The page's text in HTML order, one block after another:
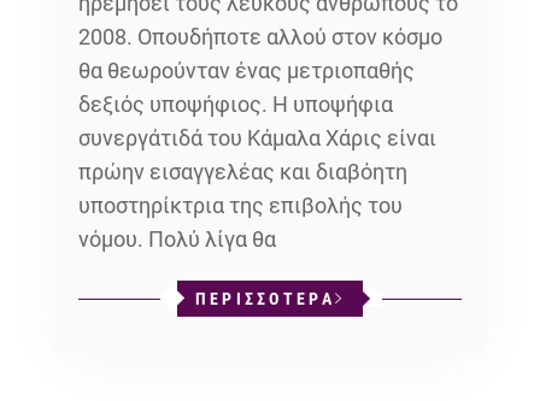
2008. Οπουδήποτε αλλού στον κόσμο
θα θεωρούνταν ένας μετριοπαθής
δεξιός υποψήφιος. Η υποψήφια
συνεργάτιδά του Κάμαλα Χάρις είναι
πρώην εισαγγελέας και διαβόητη
υποστηρίκτρια της επιβολής του
νόμου. Πολύ λίγα θα
ΠΕΡΙΣΣΟΤΕΡΑ